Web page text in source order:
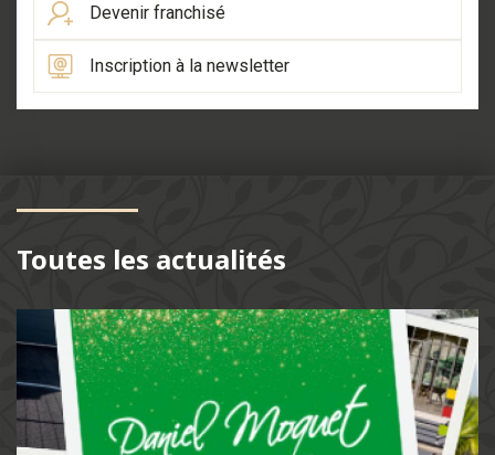
Devenir franchisé
Inscription à la newsletter
Toutes les actualités